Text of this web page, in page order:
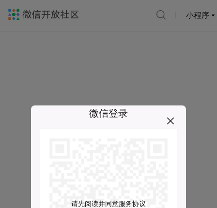
小程序
微信登录
请先阅读并同意服务协议